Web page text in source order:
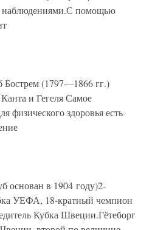
наблюдениями.С помощью
(1797—1866 гг.)
и Гегеля Самое
физического здоровья есть
основан в 1904 году)2-
УЕФА, 18-кратный чемпион
Кубка Швеции.Гётеборг